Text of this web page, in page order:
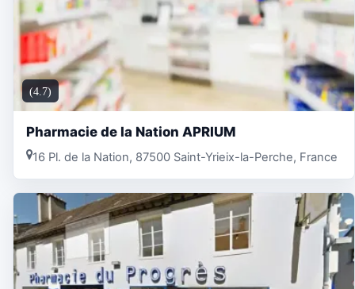
(4.7)
Pharmacie de la Nation APRIUM
16 Pl. de la Nation, 87500 Saint-Yrieix-la-Perche, France